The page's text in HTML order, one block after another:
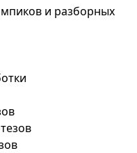
и разборных